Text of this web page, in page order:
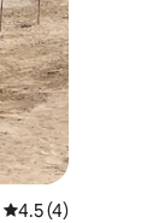
5 पैकी 4.5 सरासरी
4.5 (4)